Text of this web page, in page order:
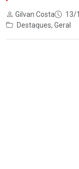
Gilvan Costa 13/
Destaques, Geral